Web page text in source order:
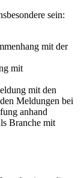
sein:
mit der
mit
mit den
Meldungen bei
anhand
Branche mit